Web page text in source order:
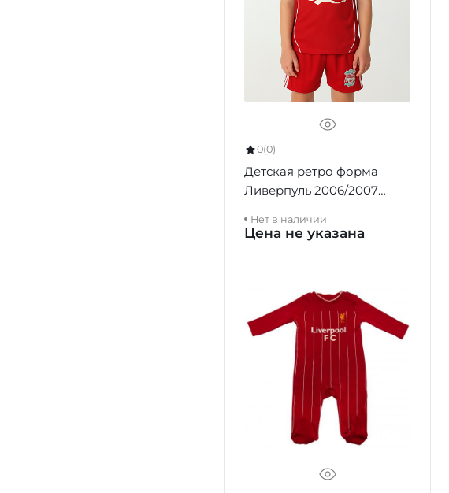
0(0)
Детская ретро форма
Ливерпуль 2006/2007
Нет в наличии
Цена не указана